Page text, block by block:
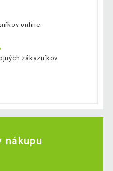
online
zákazníkov
nákupu